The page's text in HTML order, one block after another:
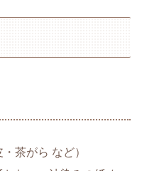
茶がら など）